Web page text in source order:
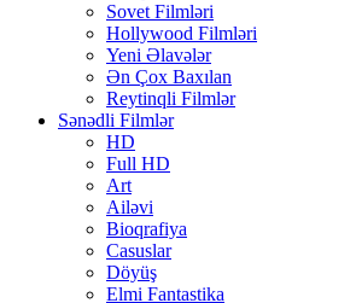
Sovet Filmləri
Hollywood Filmləri
Yeni Əlavələr
Ən Çox Baxılan
Reytinqli Filmlər
Sənədli Filmlər
HD
Full HD
Art
Ailəvi
Bioqrafiya
Casuslar
Döyüş
Elmi Fantastika